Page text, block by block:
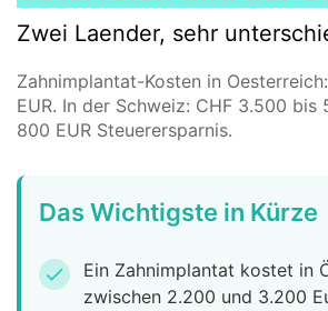
Zwei Laender, sehr
Zahnimplantat-Kosten in
EUR. In der Schweiz: CHF 3.500
800 EUR Steuerersparnis.
Das Wichtigste in Kürze
check
Ein Zahnimplantat kostet in
zwischen 2.200 und 3.200